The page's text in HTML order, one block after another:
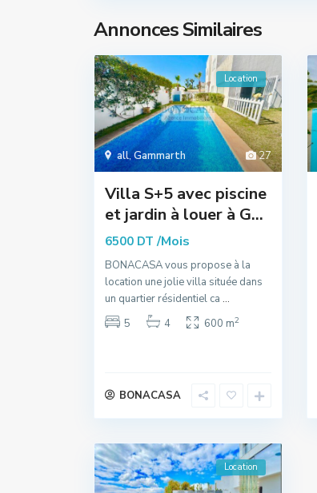
Annonces Similaires
27
all,Gammarth
Location
Villa S+5 avec piscine
et jardin à louer à G...
6500 DT/Mois
BONACASA vous propose à la
location une jolie villa située dans
un quartier résidentiel ca ...
5
4 600 m2
BONACASA
Location